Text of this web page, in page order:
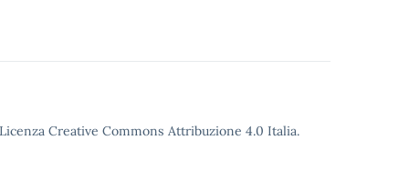
Creative Commons Attribuzione 4.0 Italia.